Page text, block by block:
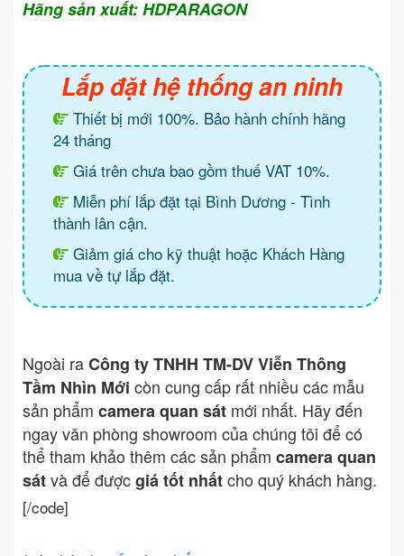
Hãng sản xuất: HDPARAGON
Lắp đặt hệ thống an ninh
Thiết bị mới 100%. Bảo hành chính hãng
24 tháng
Giá trên chưa bao gồm thuế VAT 10%.
Miễn phí lắp đặt tại Bình Dương - Tình
thành lân cận.
Giảm giá cho kỹ thuật hoặc Khách Hàng
mua về tự lắp đặt.
Ngoài raCông ty TNHH TM-DV Viễn Thông
Tầm Nhìn Mới còn cung cấp rất nhiều các mẫu
sản phẩm camera quan sát mới nhất. Hãy đến
ngay văn phòng showroom của chúng tôi để có
thể tham khảo thêm các sản phẩm camera quan
sátvà để đượcgiá tốt nhấtcho quý khách hàng.
[/code]